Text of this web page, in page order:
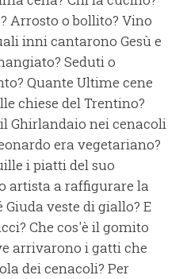
Arrosto o bollito? Vino
inni cantarono Gesù e
Seduti o
Quante Ultime cene
chiese del Trentino?
Ghirlandaio nei cenacoli
era vegetariano?
i piatti del suo
artista a raffigurare la
Giuda veste di giallo? E
Che cos'è il gomito
arrivarono i gatti che
dei cenacoli? Per